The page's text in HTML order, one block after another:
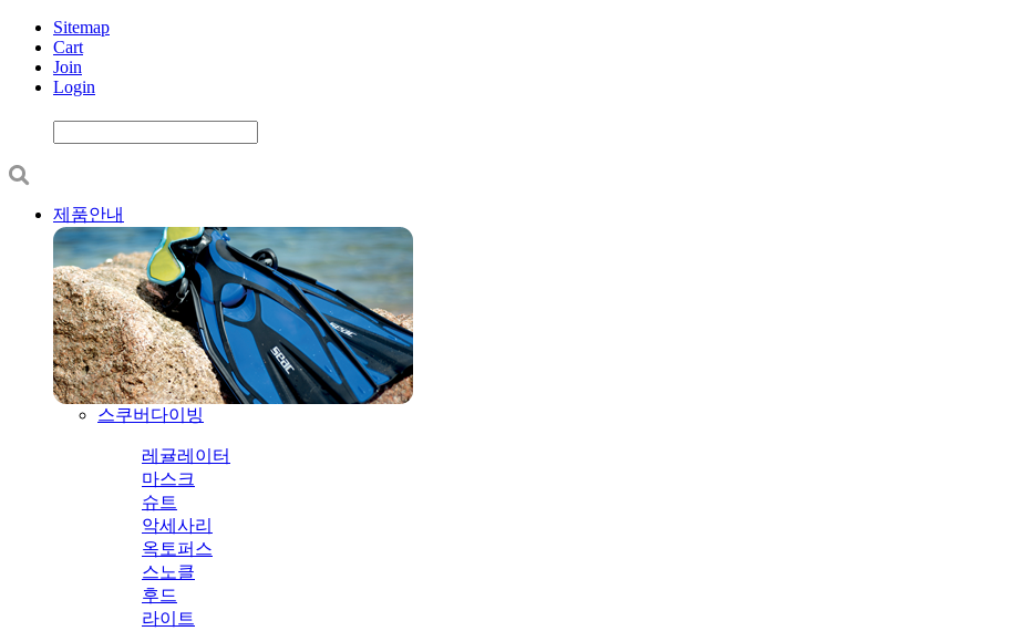
Sitemap
Cart
Join
Login
제품안내
스쿠버다이빙
레귤레이터
마스크
슈트
악세사리
옥토퍼스
스노클
후드
라이트